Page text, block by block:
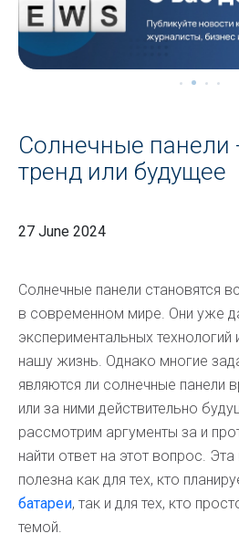
Солнечные панели
тренд или будущее
27 June 2024
Солнечные панели становятся
в современном мире. Они уже
экспериментальных
нашу жизнь. Однако многие
являются ли солнечные панели
или за ними действительно
рассмотрим аргументы за и
найти ответ на этот вопрос.
полезна как для тех, кто
батареи, так и для тех, кто
темой.